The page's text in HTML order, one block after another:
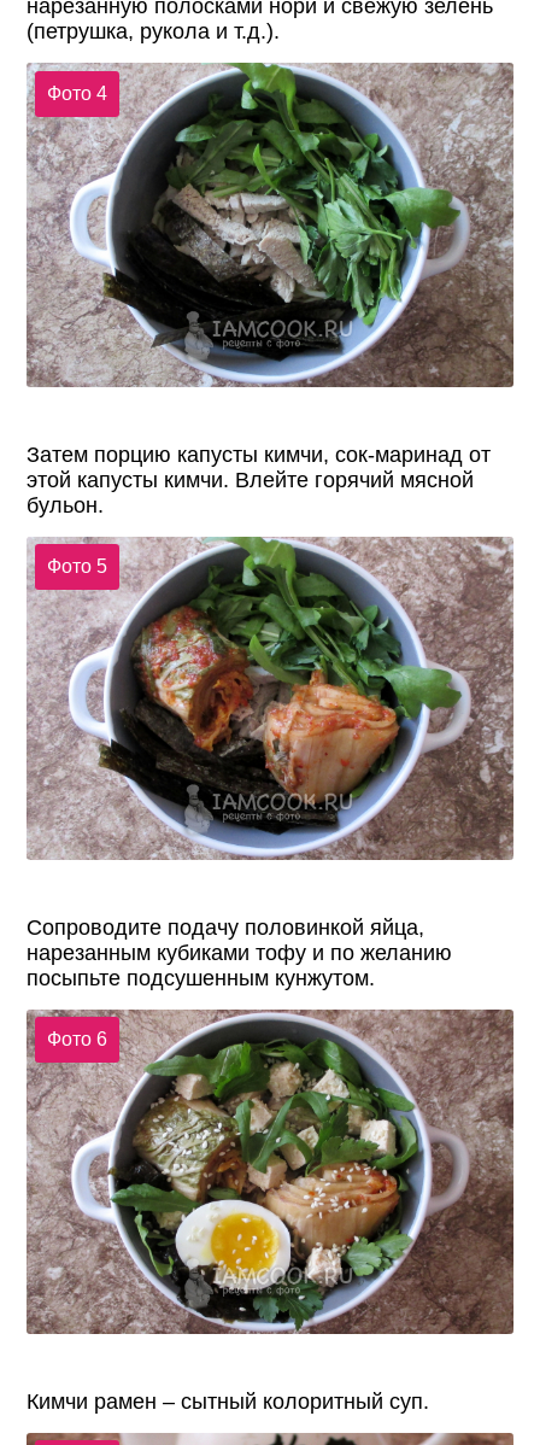
нарезанную полосками нори и свежую зелень
(петрушка, рукола и т.д.).
Фото 4
Затем порцию капусты кимчи, сок-маринад от
этой капусты кимчи. Влейте горячий мясной
бульон.
Фото 5
Сопроводите подачу половинкой яйца,
нарезанным кубиками тофу и по желанию
посыпьте подсушенным кунжутом.
Фото 6
Кимчи рамен – сытный колоритный суп.